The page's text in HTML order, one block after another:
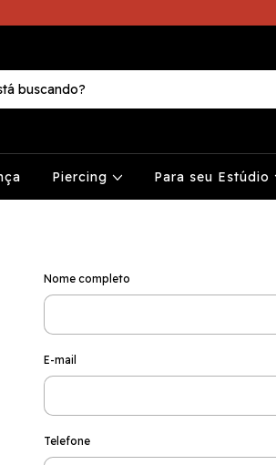
Piercing Para seu Estúdio
Nome completo
E-mail
Telefone